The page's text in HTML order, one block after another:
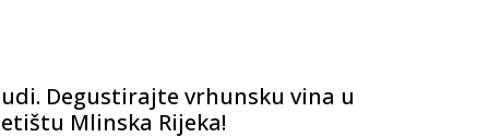
Degustirajte vrhunsku vina u
Mlinska Rijeka!